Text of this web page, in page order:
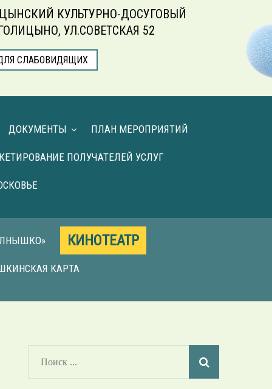
КУЛЬТУРНО-ДОСУГОВЫЙ
УЛ.СОВЕТСКАЯ 52
СЛАБОВИДЯЩИХ
ДОКУМЕНТЫ ПЛАН МЕРОПРИЯТИЙ
ПОЛУЧАТЕЛЕЙ УСЛУГ
КИНОТЕАТР
КАРТА